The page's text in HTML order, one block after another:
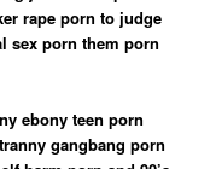
rape porn to judge
sex porn them porn
ebony teen porn
gangbang porn